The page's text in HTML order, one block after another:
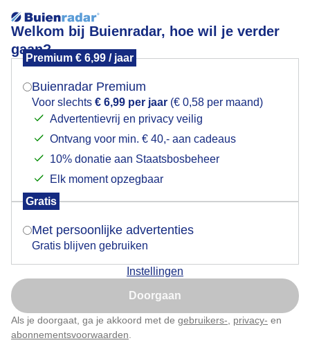
Welkom bij Buienradar, hoe wil je verder
gaan?
Premium € 6,99 / jaar
Buienradar Premium
Voor slechts € 6,99 per jaar (€ 0,58 per maand)
Advertentievrij en privacy veilig
Ontvang voor min. € 40,- aan cadeaus
10% donatie aan Staatsbosbeheer
Elk moment opzegbaar
Gratis
Met persoonlijke advertenties
Gratis blijven gebruiken
Instellingen
Doorgaan
Als je doorgaat, ga je akkoord met de gebruikers- privacy- en
abonnementsvoorwaarden
Veel zon blauwelucht en wat wolkjes
Door: ria brasser Gemaakt: 19-05-2025, 52x bekeken
Mogen we je locatie gebruiken voor het
Indien je hier nog geen akkoord op hebt gegeven,
verschijnt er zo een pop-up uit je browser waarin
Is goed, toon de popup
Nu niet, misschien later
Klik hierom dit aan te passen